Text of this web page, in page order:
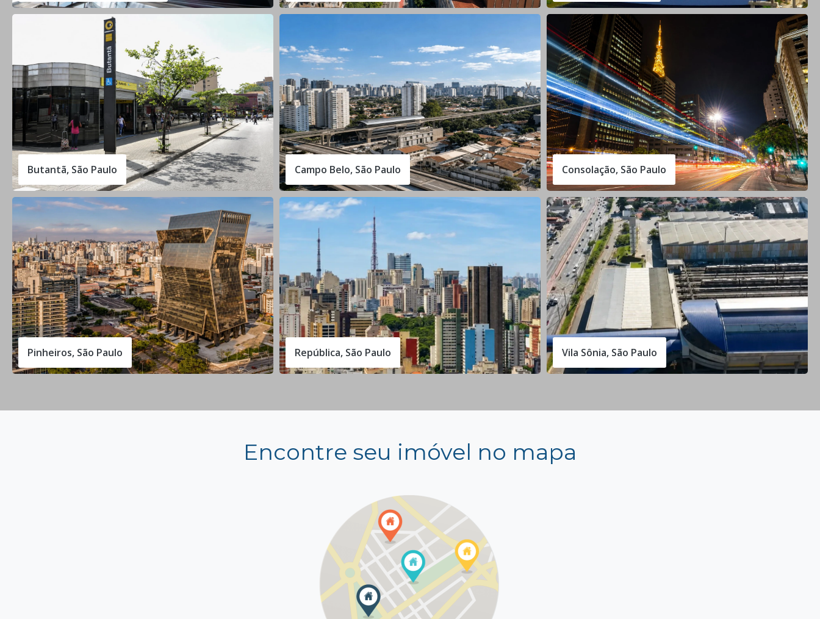
Butantã, São Paulo Campo Belo, São Paulo Consolação, São Paulo
Pinheiros, São Paulo República, São Paulo Vila Sônia, São Paulo
Encontre seu imóvel no mapa